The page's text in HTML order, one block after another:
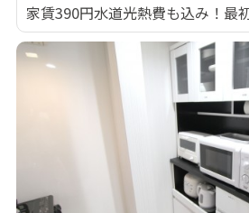
家賃390円水道光熱費も込み！最